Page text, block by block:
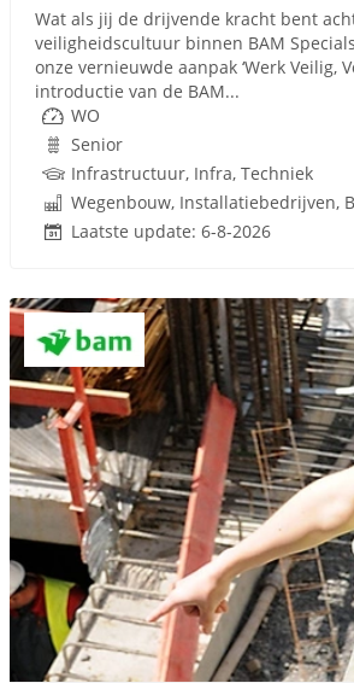
Wat als jij de drijvende kracht bent
veiligheidscultuur binnen BAM
onze vernieuwde aanpak ‘Werk Veilig,
introductie van de BAM...
WO
Senior
Infrastructuur, Infra, Techniek
Laatste update: 6-8-2026